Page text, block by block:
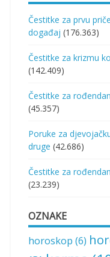
Čestitke za prvu
događaj (176.363)
Čestitke za krizmu
(142.409)
Čestitke za
(45.357)
Poruke za
druge (42.686)
Čestitke za
(23.239)
OZNAKE
horoskop (6)